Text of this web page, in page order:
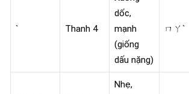
ˋ Thanh 4
dốc,
mạnh
(giống
dấu nặng)
ㄇㄚˋ
Nhẹ,